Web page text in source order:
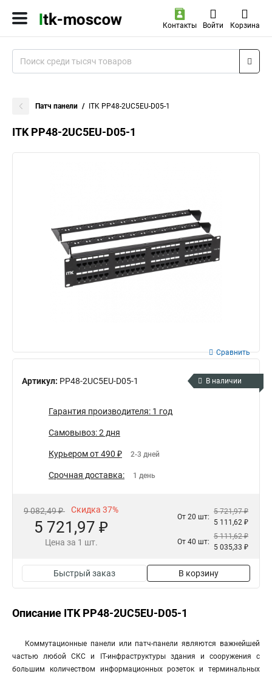
Контакты Войти Корзина
Патч панели ITK PP48-2UC5EU-D05-1
ITK PP48-2UC5EU-D05-1
Артикул: PP48-2UC5EU-D05-1
Сравнить
В наличии
Гарантия производителя: 1 год
Самовывоз: 2 дня
Курьером от 490 ₽ 2-3 дней
Срочная доставка: 1 день
9 082,49 ₽ Скидка 37%
5 721,97 ₽
Цена за 1 шт.
От 20 шт:
5 721,97 ₽
5 111,62 ₽
От 40 шт:
5 111,62 ₽
5 035,33 ₽
Быстрый заказ В корзину
Описание ITK PP48-2UC5EU-D05-1
Коммутационные панели или патч-панели являются важнейшей
частью любой СКС и IT-инфраструктуры здания и сооружения с
большим количеством информационных розеток и терминальных